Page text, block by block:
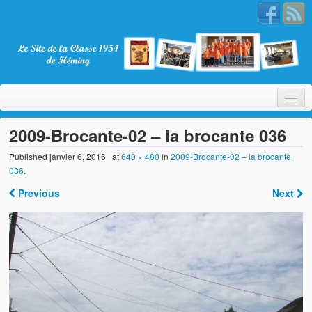
Bienvenue
La Classe 1954
Présentation
Les membres
Nos partenaires
2009-Brocante-02 – la brocante 036
Publishedjanvier 6, 2016 at640 × 480 in2009-Brocante-02 – la brocante
036.
Previous Next